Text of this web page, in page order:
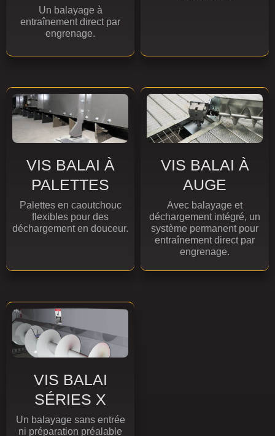
Un balayage à
entraînement direct par
engrenage.
VIS BALAI À
PALETTES
Palettes en caoutchouc
flexibles pour des
déchargement en douceur.
VIS BALAI À
AUGE
Avec balayage et
déchargement intégré, un
système permanent pour
entraînement direct par
engrenage.
VIS BALAI
SÉRIES X
Un balayage sans entrée
ni préparation préalable